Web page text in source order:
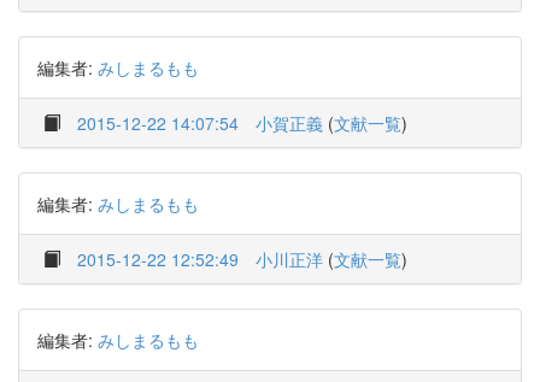
編集者: みしまるもも
2015-12-22 14:07:54 小賀正義 (文献一覧)
編集者: みしまるもも
2015-12-22 12:52:49 小川正洋 (文献一覧)
編集者: みしまるもも